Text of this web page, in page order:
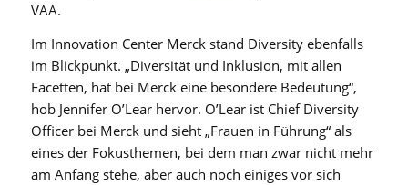
VAA.
Im Innovation Center Merck stand Diversity ebenfalls
im Blickpunkt. „Diversität und Inklusion, mit allen
Facetten, hat bei Merck eine besondere Bedeutung“,
hob Jennifer O’Lear hervor. O’Lear ist Chief Diversity
Officer bei Merck und sieht „Frauen in Führung“ als
eines der Fokusthemen, bei dem man zwar nicht mehr
am Anfang stehe, aber auch noch einiges vor sich